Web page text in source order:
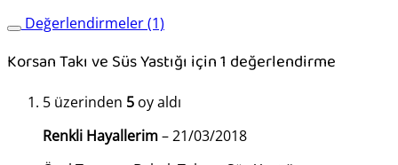
Değerlendirmeler (1)
Korsan Takı ve Süs Yastığı için 1 değerlendirme
5 üzerinden 5 oy aldı
Renkli Hayallerim–21/03/2018